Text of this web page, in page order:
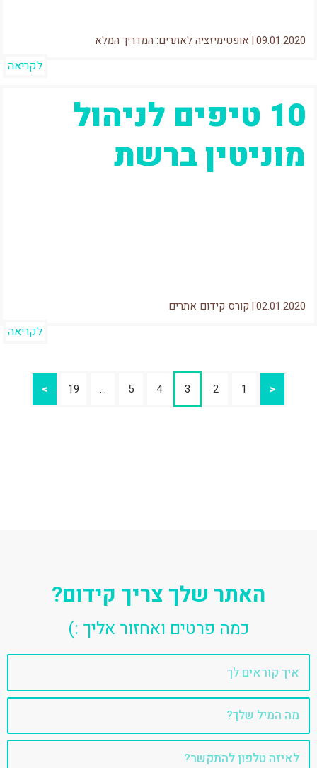
09.01.2020
| אופטימיזציה לאתרים: המדריך המלא
לקריאה
10 טיפים לניהול
מוניטין ברשת
02.01.2020
| קורס קידום אתרים
לקריאה
<
1
2
3
4
5
…
19
>
האתר שלך צריך קידום?
כמה פרטים ואחזור אליך :)